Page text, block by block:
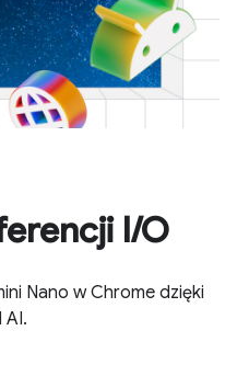
I/O
Nano w Chrome dzięki
AI.